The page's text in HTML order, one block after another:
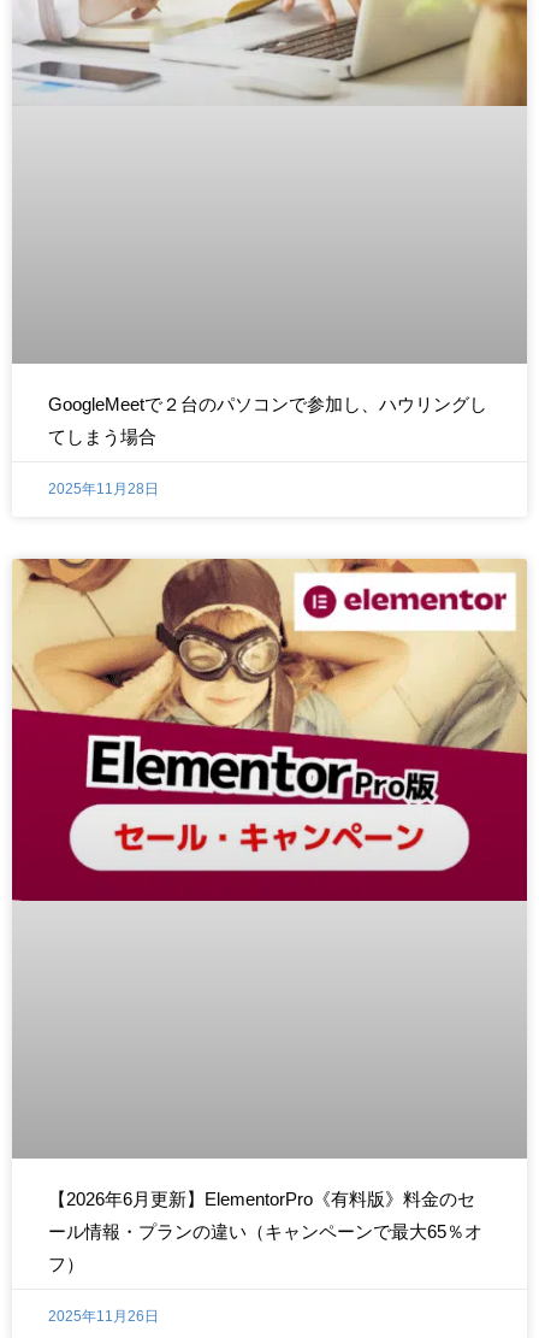
GoogleMeetで２台のパソコンで参加し、ハウリングし
てしまう場合
2025年11月28日
【2026年6月更新】ElementorPro《有料版》料金のセ
ール情報・プランの違い（キャンペーンで最大65％オ
フ）
2025年11月26日